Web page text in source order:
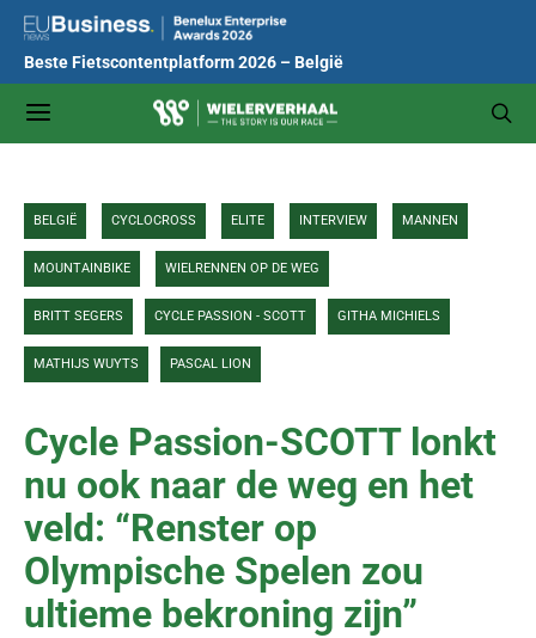
Beste Fietscontentplatform 2026 – België
BELGIË CYCLOCROSS ELITE INTERVIEW MANNEN
MOUNTAINBIKE WIELRENNEN OP DE WEG
BRITT SEGERS CYCLE PASSION - SCOTT GITHA MICHIELS
MATHIJS WUYTS PASCAL LION
Cycle Passion-SCOTT lonkt
nu ook naar de weg en het
veld: “Renster op
Olympische Spelen zou
ultieme bekroning zijn”